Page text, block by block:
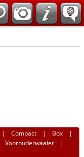
|Compact | Box |
Voorouderwaaier |